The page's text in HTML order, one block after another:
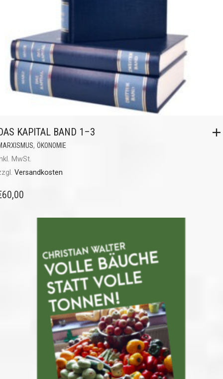
KAPITAL BAND 1–3
, ÖKONOMIE
MwSt.
Versandkosten
60,00